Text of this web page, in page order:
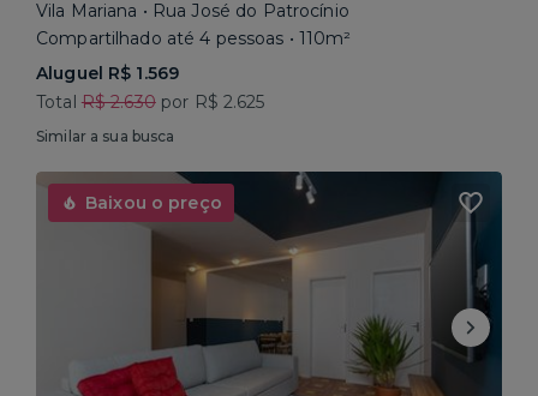
Vila Mariana • Rua José do Patrocínio
Compartilhado até 4 pessoas • 110m²
Aluguel R$ 1.569
Total R$ 2.630por R$ 2.625
Similar a sua busca
Baixou o preço